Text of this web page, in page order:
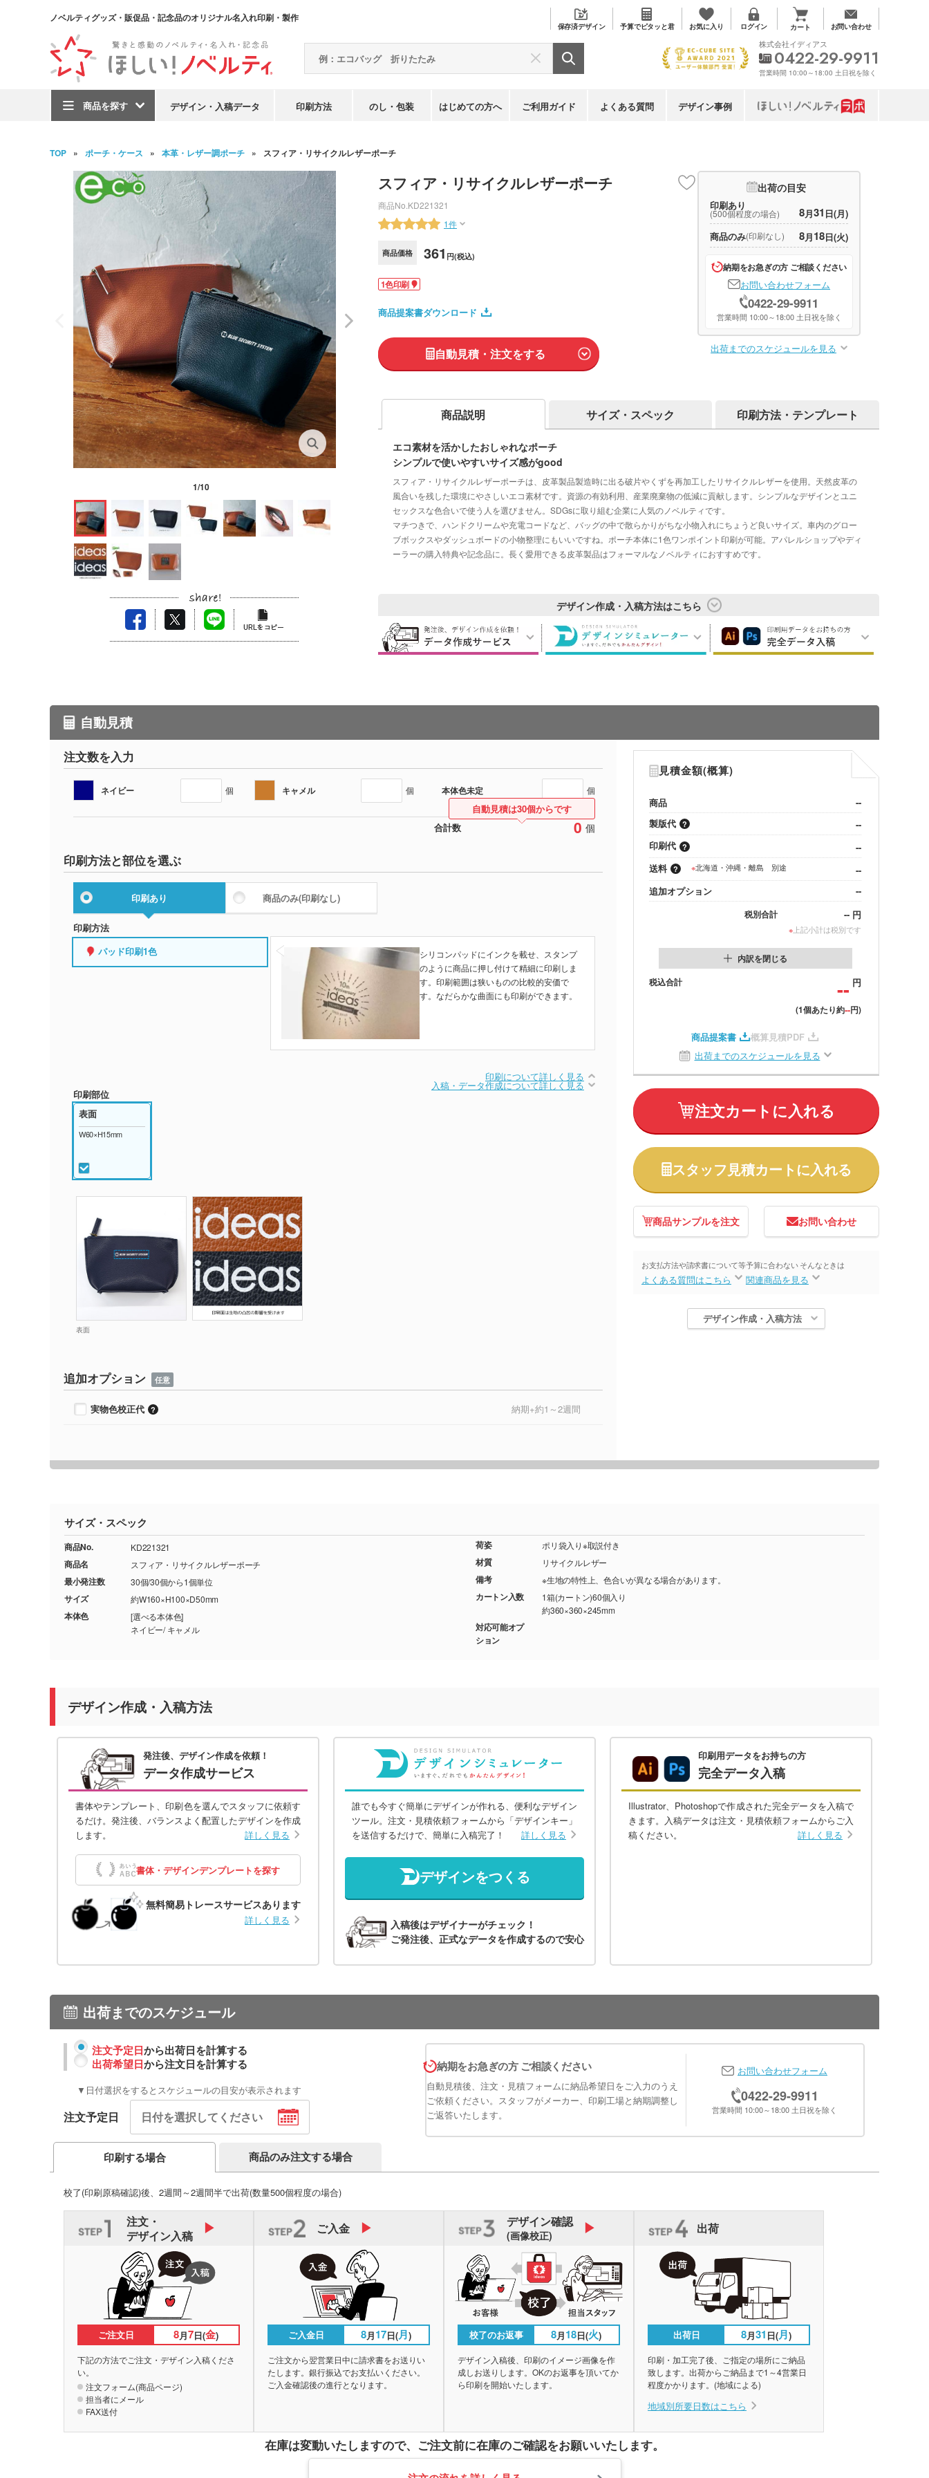
ノベルティグッズ・販促品・記念品のオリジナル名入れ印刷・製作
保存済デザイン 予算でピタッと君 お気に入り ログイン カート お問い合わせ
商品を探す デザイン・入稿データ 印刷方法 のし・包装 はじめての方へ ご利用ガイド よくある質問 デザイン事例
株式会社イディアス
0422-29-9911
営業時間 10:00～18:00 土日祝を除く
TOP ポーチ・ケース 本革・レザー調ポーチ スフィア・リサイクルレザーポーチ
1/10
スフィア・リサイクルレザーポーチ
商品No. KD221321
1件
商品価格 361 円(税込)
1色印刷
商品提案書ダウンロード
自動見積・注文をする
出荷の目安
印刷あり
(500個程度の場合) 8月31 日(月)
商品のみ(印刷なし) 8月18日(火)
納期をお急ぎの方 ご相談ください
お問い合わせフォーム
0422-29-9911
営業時間 10:00～18:00 土日祝を除く
出荷までのスケジュールを見る
商品説明 サイズ・スペック 印刷方法・テンプレート
エコ素材を活かしたおしゃれなポーチ
シンプルで使いやすいサイズ感がgood
スフィア・リサイクルレザーポーチは、皮革製品製造時に出る破片やくずを再加工したリサイクルレザーを使用。天然皮革の
風合いを残した環境にやさしいエコ素材です。資源の有効利用、産業廃棄物の低減に貢献します。シンプルなデザインとユニ
セックスな色合いで使う人を選びません。SDGsに取り組む企業に人気のノベルティです。
マチつきで、ハンドクリームや充電コードなど、バッグの中で散らかりがちな小物入れにちょうど良いサイズ。車内のグロー
ブボックスやダッシュボードの小物整理にもいいですね。ポーチ本体に1色ワンポイント印刷が可能。アパレルショップやディ
ーラーの購入特典や記念品に。長く愛用できる皮革製品はフォーマルなノベルティにおすすめです。
デザイン作成・入稿方法はこちら
自動見積
注文数を入力
ネイビー 個 キャメル 個 本体色未定 個
合計数 0 個
自動見積は30個からです
印刷方法と部位を選ぶ
印刷あり 商品のみ(印刷なし)
印刷方法
パッド印刷1色
シリコンパッドにインクを載せ、スタンプ
のように商品に押し付けて精細に印刷しま
す。印刷範囲は狭いものの比較的安価で
す。なだらかな曲面にも印刷ができます。
印刷について詳しく見る
入稿・データ作成について詳しく見る
印刷部位
表面
W60×H15mm
表面
追加オプション 任意
実物色校正代 納期+約1～2週間
見積金額(概算)
商品
--
製版代
--
印刷代
--
送料
※北海道・沖縄・離島 別途
--
追加オプション
--
税別合計 -- 円
※ 上記小計は税別です
内訳を閉じる
税込合計
-- 円
(1個あたり約--円)
商品提案書
概算見積PDF
出荷までのスケジュールを見る
注文カートに入れる
スタッフ見積カートに入れる
商品サンプルを注文 お問い合わせ
お支払方法や請求書について等
よくある質問はこちら
予算に合わない そんなときは
関連商品を見る
デザイン作成・入稿方法
サイズ・スペック
商品No. KD221321
商品名 スフィア・リサイクルレザーポーチ
最小発注数 30個/30個から1個単位
サイズ 約W160×H100×D50mm
本体色
[選べる本体色]
ネイビー/ キャメル
荷姿 ポリ袋入り※取説付き
材質 リサイクルレザー
備考 ※生地の特性上、色合いが異なる場合があります。
カートン入数
1箱(カートン)60個入り
約360×360×245mm
対応可能オプ
ション
デザイン作成・入稿方法
発注後、デザイン作成を依頼！
データ作成サービス
書体やテンプレート、印刷色を選んでスタッフに依頼す
るだけ。発注後、バランスよく配置したデザインを作成
します。
詳しく見る
書体・デザインデンプレートを探す
無料簡易トレースサービスあります
詳しく見る
誰でも今すぐ簡単にデザインが作れる、便利なデザイン
ツール。注文・見積依頼フォームから「デザインキー」
を送信するだけで、簡単に入稿完了！
詳しく見る
デザインをつくる
入稿後はデザイナーがチェック！
ご発注後、正式なデータを作成するので安心
印刷用データをお持ちの方
完全データ入稿
Illustrator、Photoshopで作成された完全データを入稿で
きます。入稿データは注文・見積依頼フォームからご入
稿ください。
詳しく見る
出荷までのスケジュール
注文予定日から出荷日を計算する
出荷希望日から注文日を計算する
▼日付選択をするとスケジュールの目安が表示されます
注文予定日
納期をお急ぎの方 ご相談ください
自動見積後、注文・見積フォームに納品希望日をご入力のうえ
ご依頼ください。スタッフがメーカー、印刷工場と納期調整し
ご返答いたします。
お問い合わせフォーム
0422-29-9911
営業時間 10:00～18:00 土日祝を除く
印刷する場合 商品のみ注文する場合
校了(印刷原稿確認)後、2週間～2週間半で出荷(数量500個程度の場合)
注文・
デザイン入稿
ご注文日 8月7日(金)
下記の方法でご注文・デザイン入稿くださ
い。
注文フォーム(商品ページ)
担当者にメール
FAX送付
ご入金
ご入金日 8月17日(月)
ご注文から翌営業日中に請求書をお送りい
たします。銀行振込でお支払いください。
ご入金確認後の進行となります。
デザイン確認
(画像校正)
校了のお返事 8月18日(火)
デザイン入稿後、印刷のイメージ画像を作
成しお送りします。OKのお返事を頂いてか
ら印刷を開始いたします。
出荷
出荷日 8月31 日(月)
印刷・加工完了後、ご指定の場所にご納品
致します。出荷からご納品まで1～4営業日
程度かかります。(地域による)
地域別所要日数はこちら
在庫は変動いたしますので、 ご注文前に在庫のご確認をお願いいたします。